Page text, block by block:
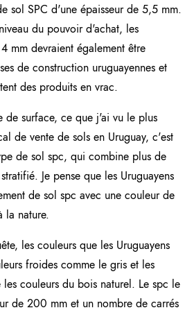
sol SPC d'une épaisseur de 5,5 mm.
du pouvoir d'achat, les
mm devraient également être
de construction uruguayennes et
des produits en vrac.
de surface, ce que j'ai vu le plus
de vente de sols en Uruguay, c'est
de sol spc, qui combine plus de
Je pense que les Uruguayens
de sol spc avec une couleur de
la nature.
les couleurs que les Uruguayens
froides comme le gris et les
couleurs du bois naturel. Le spc le
de 200 mm et un nombre de carrés